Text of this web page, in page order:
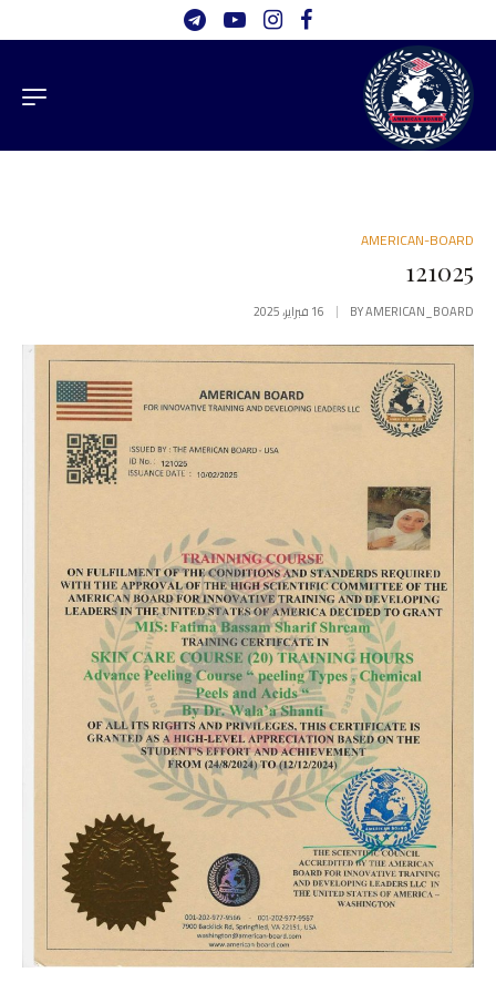
AMERICAN-BOARD
121025
BYAMERICAN_BOARD 16 فبراير، 2025